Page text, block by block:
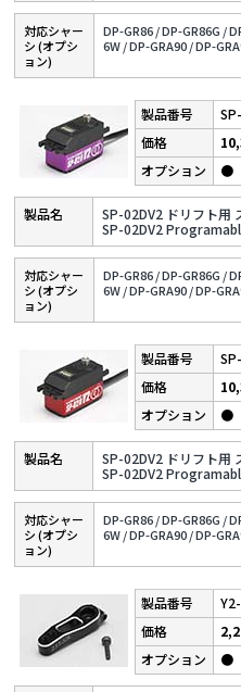
対応シャー
シ (オプシ
ョン)
DP-GR86 /DP-GR86G /
6W /DP-GRA90 /DP-
SP-02DV2 ドリフト用
SP-02DV2
●
対応シャー
シ (オプシ
ョン)
DP-GR86 /DP-GR86G /
6W /DP-GRA90 /DP-
SP-02DV2 ドリフト用
SP-02DV2
●
対応シャー
シ (オプシ
ョン)
DP-GR86 /DP-GR86G /
6W /DP-GRA90 /DP-
●